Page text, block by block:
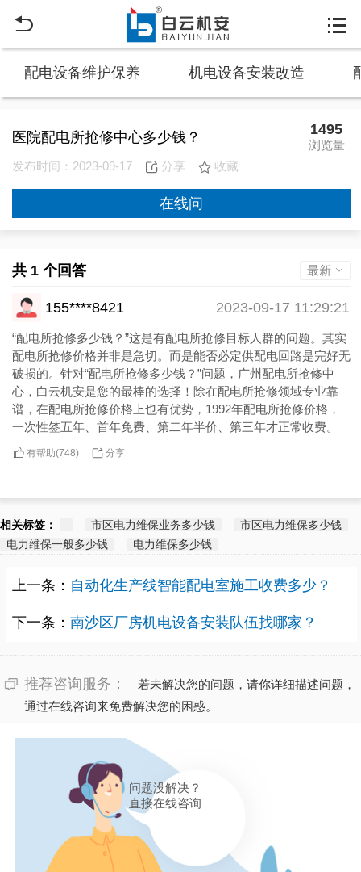
 
配电设备维护保养 机电设备安装改造
医院配电所抢修中心多少钱？ 1495
浏览量
发布时间：2023-09-17
分享 收藏
在线问
共 1 个回答 最新
155****8421 2023-09-17 11:29:21
“配电所抢修多少钱？”这是有配电所抢修目标人群的问题。其实
配电所抢修价格并非是急切。而是能否必定供配电回路是完好无
破损的。针对“配电所抢修多少钱？”问题，广州配电所抢修中
心，白云机安是您的最棒的选择！除在配电所抢修领域专业靠
谱，在配电所抢修价格上也有优势，1992年配电所抢修价格，
一次性签五年、首年免费、第二年半价、第三年才正常收费。
有帮助(748) 分享
相关标签： 市区电力维保业务多少钱
市区电力维保多少钱
电力维保一般多少钱
电力维保多少钱
上一条： 自动化生产线智能配电室施工收费多少？
下一条： 南沙区厂房机电设备安装队伍找哪家？
推荐咨询服务：
若未解决您的问题，请你详细描述问题，
通过在线咨询来免费解决您的困惑。
问题没解决？
直接在线咨询